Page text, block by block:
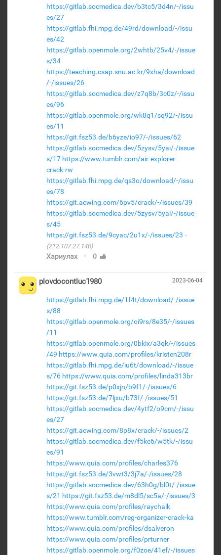
https://gitlab.socmedica.dev/b3tc5/3d4n/-/issu
es/27
https://gitlab.fhi.mpg.de/49rd/download/-/issu
es/42
https://gitlab.openmole.org/2whtb/25v4/-/issue
s/34
https://teaching.csap.snu.ac.kr/9xha/download
/-/issues/26
https://gitlab.socmedica.dev/z7q8b/3c0z/-/issu
es/96
https://gitlab.openmole.org/wk8q1/sq92/-/issu
es/11
https://git.fsz53.de/b6yze/io97/-/issues/62
https://gitlab.socmedica.dev/5zysv/5yai/-/issue
s/17 https://www.tumblr.com/air-explorer-
crack-rw
https://gitlab.fhi.mpg.de/qs3o/download/-/issu
es/78
https://git.acwing.com/6pv5/crack/-/issues/39
https://gitlab.socmedica.dev/5zysv/5yai/-/issue
s/45
https://git.fsz53.de/9cyac/2u1x/-/issues/23
(212.107.27.140)
Хариулах · 0
2023-06-04
plovdocontluc1980
https://gitlab.fhi.mpg.de/1f4t/download/-/issue
s/88
https://gitlab.openmole.org/oi9rs/8e35/-/issues
/11
https://gitlab.openmole.org/0bkix/a3qk/-/issues
/49 https://www.quia.com/profiles/kristen208r
https://gitlab.fhi.mpg.de/iu6t/download/-/issue
s/76 https://www.quia.com/profiles/linda313br
https://git.fsz53.de/p0xjn/b9f1/-/issues/6
https://git.fsz53.de/7ljxu/b73f/-/issues/51
https://gitlab.socmedica.dev/4ytf2/o9cm/-/issu
es/27
https://git.acwing.com/8p8x/crack/-/issues/2
https://gitlab.socmedica.dev/f5ke6/w5tk/-/issu
es/91
https://www.quia.com/profiles/charles376
https://git.fsz53.de/3vwt3/3j7a/-/issues/28
https://gitlab.socmedica.dev/63h0g/bl0t/-/issue
s/21 https://git.fsz53.de/m8dl5/sc5a/-/issues/3
https://www.quia.com/profiles/raychalk
https://www.tumblr.com/reg-organizer-crack-ka
https://www.quia.com/profiles/dsalveron
https://www.quia.com/profiles/prturner
https://gitlab.openmole.org/f0zoe/41ef/-/issues